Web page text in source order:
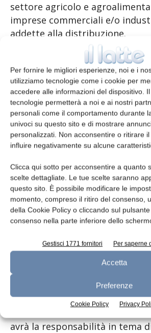
Per fornire le migliori esperienze, noi e i
utilizziamo tecnologie come i cookie per
accedere alle informazioni del dispositivo.
tecnologie permetterà a noi e ai nostri
personali come il comportamento durante
univoci su questo sito e di mostrare
personalizzati. Non acconsentire o ritirare
influire negativamente su alcune
Clicca qui sotto per acconsentire a quanto
scelte dettagliate. Le tue scelte saranno
questo sito. È possibile modificare le
momento, compreso il ritiro del consenso,
della Cookie Policy o cliccando sul
consenso nella parte inferiore dello
Gestisci 1771 fornitori Per saperne
Accetta
Preferenze
Cookie Policy Privacy
settore agricolo e
imprese commerciali e/o
addette alla distribuzione.
Il ministero intende
progetti di investimento in
immateriali per la realizzazione
l’efficientamento di strutture
magazzinaggio e
digitalizzazione dei processi di
realizzazione di interventi
aree produttive e snodi logistici
Per l’attuazione della misura il
avvarrà dell’Agenzia nazionale
degli investimenti e lo sviluppo
Invitalia spa, che curerà la
agevolazione, la stipula del
ammissione, l’erogazione, il
monitoraggio.
Il MiPaaf manterrà il ruolo di
avrà la responsabilità in tema